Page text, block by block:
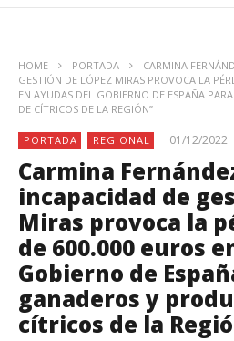
HOME PORTADA
CARMINA
GESTIÓN DE LÓPEZ MIRAS PROVOCA LA
EN AYUDAS DEL GOBIERNO DE ESPAÑA
DE CÍTRICOS DE LA REGIÓN”
PORTADA REGIONAL 01/12/2022
Carmina
incapacidad de
Miras provoca la
de 600.000 euros
Gobierno de
ganaderos y
cítricos de la